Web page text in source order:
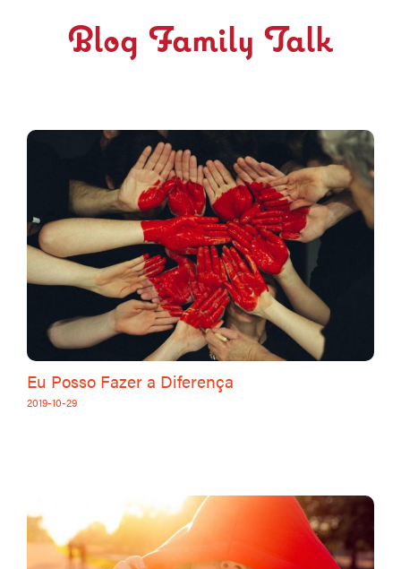
Blog Family Talk
Eu Posso Fazer a Diferença
2019-10-29